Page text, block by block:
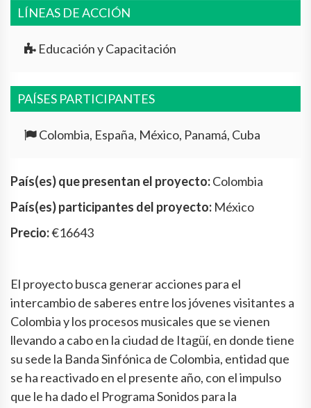
LÍNEAS DE ACCIÓN
Educación y Capacitación
PAÍSES PARTICIPANTES
Colombia, España, México, Panamá, Cuba
País(es) que presentan el proyecto:Colombia
País(es) participantes del proyecto: México
Precio:€16643
El proyecto busca generar acciones para el
intercambio de saberes entre los jóvenes visitantes a
Colombia y los procesos musicales que se vienen
llevando a cabo en la ciudad de Itagüí, en donde tiene
su sede la Banda Sinfónica de Colombia, entidad que
se ha reactivado en el presente año, con el impulso
que le ha dado el Programa Sonidos para la